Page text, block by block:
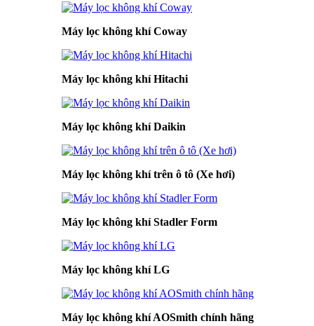
Máy lọc không khí Coway
Máy lọc không khí Hitachi
Máy lọc không khí Daikin
Máy lọc không khí trên ô tô (Xe hơi)
Máy lọc không khí Stadler Form
Máy lọc không khí LG
Máy lọc không khí AOSmith chính hãng